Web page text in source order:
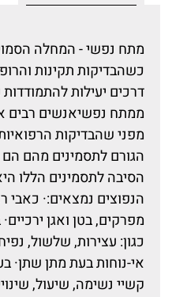
מתח נפשי - המחלה
כשהבדיקות תקינות
דרכים יעילות להתמודדות
ממתח נפשיאנשים רבים
מפני שהבדיקות
הגורם לתסמינים מהם
הסיבה לתסמינים הללו
הנפוצים נמצאים:· כאבי
מפרקים, בטן ואגן
כגון: עצירות, שלשול,
אי-נוחות בעת מתן שתן·
קשיי נשימה, שיעול,